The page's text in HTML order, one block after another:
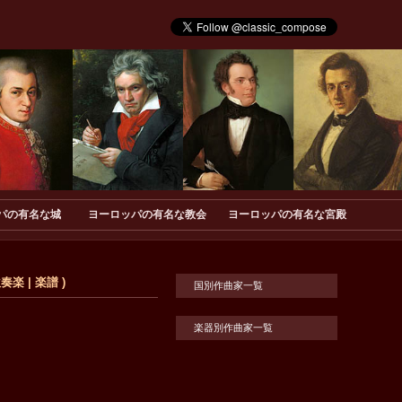
の有名な城 ヨーロッパの有名な教会 ヨーロッパの有名な宮殿
楽 | 楽譜 ) 国別作曲家一覧
楽器別作曲家一覧